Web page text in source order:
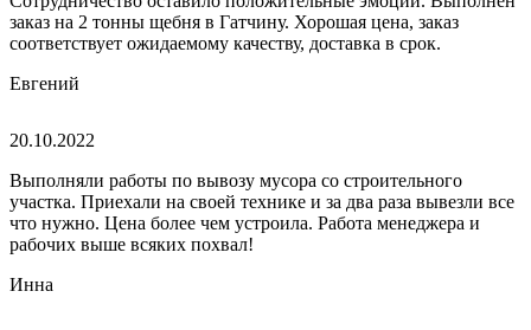
заказ на 2 тонны щебня в Гатчину. Хорошая цена, заказ
соответствует ожидаемому качеству, доставка в срок.
Евгений
20.10.2022
Выполняли работы по вывозу мусора со строительного
участка. Приехали на своей технике и за два раза вывезли все
что нужно. Цена более чем устроила. Работа менеджера и
рабочих выше всяких похвал!
Инна